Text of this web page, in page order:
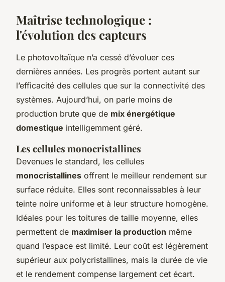
Maîtrise technologique :
l'évolution des capteurs
Le photovoltaïque n’a cessé d’évoluer ces
dernières années. Les progrès portent autant sur
l’efficacité des cellules que sur la connectivité des
systèmes. Aujourd’hui, on parle moins de
production brute que de mix énergétique
domestique intelligemment géré.
Les cellules monocristallines
Devenues le standard, les cellules
monocristallines offrent le meilleur rendement sur
surface réduite. Elles sont reconnaissables à leur
teinte noire uniforme et à leur structure homogène.
Idéales pour les toitures de taille moyenne, elles
permettent de maximiser la production même
quand l’espace est limité. Leur coût est légèrement
supérieur aux polycristallines, mais la durée de vie
et le rendement compense largement cet écart.